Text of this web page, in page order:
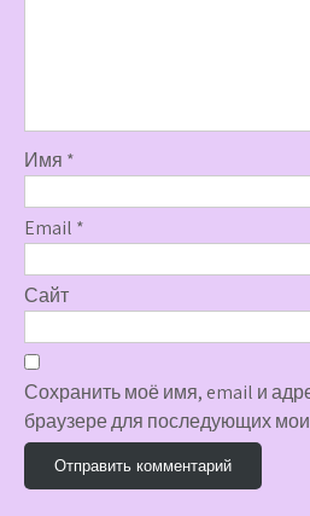
Имя *
Email *
Сайт
Сохранить моё имя, email и
браузере для последующих